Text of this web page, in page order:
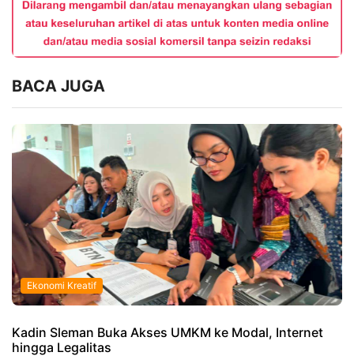
BACA JUGA
Ekonomi Kreatif
Kadin Sleman Buka Akses UMKM ke Modal, Internet
hingga Legalitas